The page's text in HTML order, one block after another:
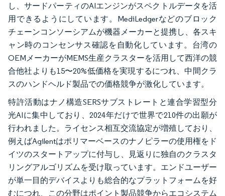
し、サードパーティのAIエンジンがスペクトルデータを活
用できるようにしています。MediLedgerなどのブロック
チェーンコンソーシアムが機器メーカーと提携し、各スキ
ャン時のコンセンサス確認を自動化しています。台湾の
OEMメーカーがMEMS生産クラスターを活用して西洋の競
合他社よりも15〜20%低価格を実現するにつれ、中間クラ
スのハンドヘルド製品での価格競争が激化しています。
特許活動はナノ構造SERSサブストレートと連合学習型分
光AIに集中しており、2024年だけで世界で210件の出願が
行われました。ライセンス相互交流協定が増殖しており、
例えばAgilentはポリマーベースのナノピラーの使用権をド
イツのスタートアップに付与し、見返りに独自のクラスタ
リングアルゴリズムを受け取っています。エンドユーザー
が単一目的デバイスよりも総合的なプラットフォームを好
むにつれ、この分野はポイント製品競争からエコシステム